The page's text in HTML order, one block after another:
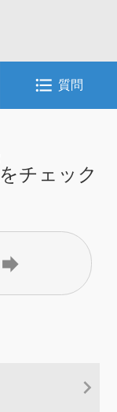
format_list_bulleted 質問
をチェック
forward